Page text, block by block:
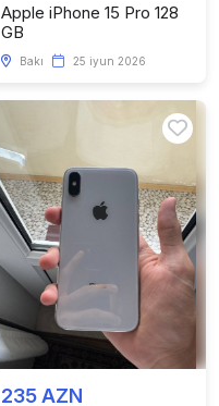
Apple iPhone 15 Pro 128
GB
Bakı 25 iyun 2026
235 AZN